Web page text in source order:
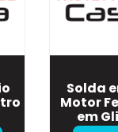
Solda
Motor
em